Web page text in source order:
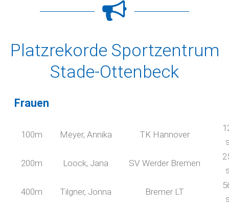
Platzrekorde Sportzentrum
Stade-Ottenbeck
Frauen
100m Meyer, Annika TK Hannover
200m Loock, Jana SV Werder Bremen
400m Tilgner, Jonna Bremer LT